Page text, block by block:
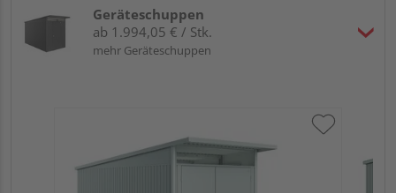
Geräteschuppen
ab 1.994,05 € / Stk.
mehr Geräteschuppen